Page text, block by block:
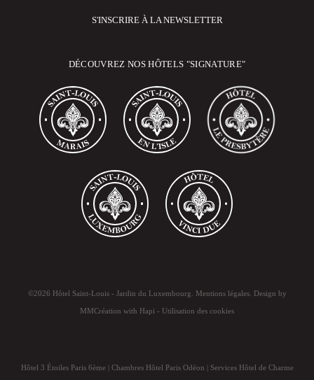
S'INSCRIRE À LA NEWSLETTER
DÉCOUVREZ NOS HÔTELS "SIGNATURE"
©2026 Hôtel Saint-Louis - Jardin du Luxembourg. Mentions légales. Design by
MMCréation with Hapi - Utilisation des cookies
Hôtel 3 Étoiles Paris 6ème| Chambres Hôtel Paris Odéon Services Hôtel de Charme